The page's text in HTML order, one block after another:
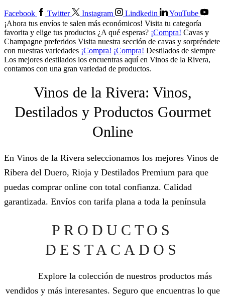
Facebook Twitter Instagram Lindkedin
YouTube
¡Ahora tus envíos te salen más económicos! Visita tu categoría
favorita y elige tus productos ¿A qué esperas? ¡Compra! Cavas y
Champagne preferidos Visita nuestra sección de cavas y sorpréndete
con nuestras variedades ¡Compra! ¡Compra! Destilados de siempre
Los mejores destilados los encuentras aquí en Vinos de la Rivera,
contamos con una gran variedad de productos.
Vinos de la Rivera: Vinos,
Destilados y Productos Gourmet
Online
En Vinos de la Rivera seleccionamos los mejores Vinos de
Ribera del Duero, Rioja y Destilados Premium para que
puedas comprar online con total confianza. Calidad
garantizada. Envíos con tarifa plana a toda la península
PRODUCTOS
DESTACADOS
Explore la colección de nuestros productos más
vendidos y más interesantes. Seguro que encuentras lo que